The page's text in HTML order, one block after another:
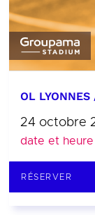
OL
24 octobre
date et
RÉSERVER